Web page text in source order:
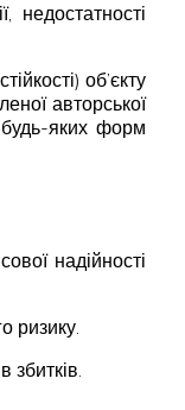
недостатності
об’єкту
авторської
яких форм
надійності
ризику.
збитків.